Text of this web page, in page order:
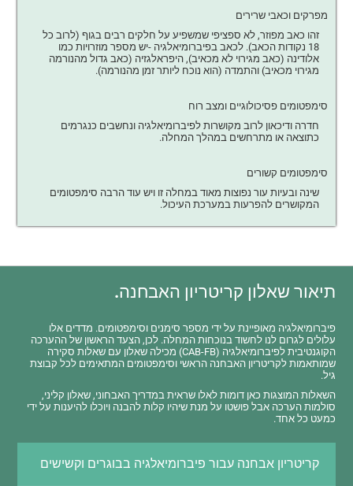
מפרקים וכאבי שרירים
זהו כאב מפוזר, לא ספציפי שמשפיע על חלקים רבים בגוף (לרוב כל
18 נקודות הכאב). לכאב בפיברומיאלגיה -יש מספר מוזרויות כמו
אלודינה (כאב מגירוי לא מכאיב), היפראלגזיה (כאב גדול מהנורמה
מגירוי מכאיב) והתמדה (הוא נוכח ליותר זמן מהנורמה).
סימפטומים פסיכולוגיים ומצב רוח
חדרה ודיכאון לרוב מקושרות לפיברומיאלגיה ונחשבים כנגרמים
כתוצאה או מתרחשים במהלך המחלה.
סימפטומים קשורים
שינה ובעיות עור נפוצות מאוד במחלה זו ויש עוד הרבה סימפטומים
המקושרים להפרעות במערכת העיכול.
תיאור שאלון קריטריון האבחנה.
פיברומיאלגיה מאופיינת על ידי מספר סימנים וסימפטומים. מדדים אלו
עלולים לגרום לנו לחשוד בנוכחות המחלה. לכן, הצעד הראשון של ההערכה
הקוגנטיבית לפיברומיאלגיה (CAB-FB) מכילה שאלון עם שאלות סקירה
שמותאמות לקריטריון האבחנה הראשי וסימפטומים המתאימים לכל קבוצת
גיל.
השאלות המוצגות כאן דומות לאלו שראית במדריך האבחוני, שאלון קליני,
סולמות הערכה אבל פושטו על מנת שיהיו קלות להבנה ויוכלו להיענות על ידי
כמעט כל אחד.
קריטריון אבחנה עבור פיברומיאלגיה בבוגרים וקשישים